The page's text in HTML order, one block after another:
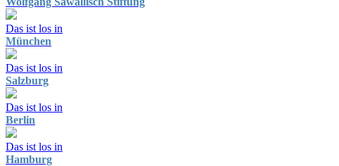
Das ist los in
München
Das ist los in
Salzburg
Das ist los in
Berlin
Das ist los in
Hamburg